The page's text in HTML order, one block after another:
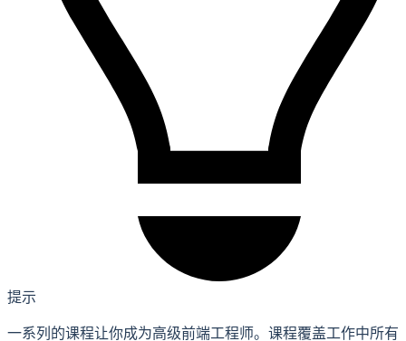
提示
一系列的课程让你成为高级前端工程师。课程覆盖工作中所有